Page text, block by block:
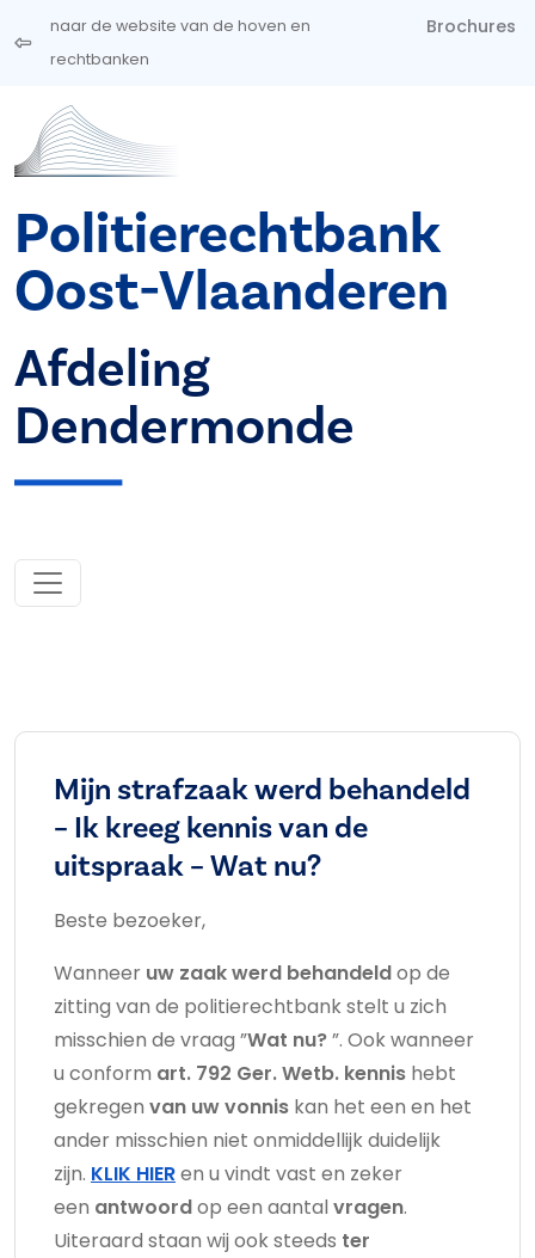
Overslaan en naar de inhoud gaan
naar de website van de hoven en
rechtbanken
Brochures
Politierechtbank
Oost-Vlaanderen
Afdeling
Dendermonde
Mijn strafzaak werd behandeld
– Ik kreeg kennis van de
uitspraak – Wat nu?
Beste bezoeker,
Wanneer uw zaakwerd behandeldop de
zitting van de politierechtbank stelt u zich
misschien de vraag ”Wat nu?”. Ook wanneer
u conform art. 792 Ger. Wetb. kennis hebt
gekregen van uw vonnis kan het een en het
ander misschien niet onmiddellijk duidelijk
zijn. KLIK HIERen u vindt vast en zeker
een antwoordop een aantal vragen.
Uiteraard staan wij ook steeds ter